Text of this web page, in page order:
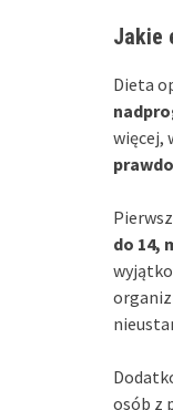
Jakie
Dieta
więcej,
do 14,
osób z